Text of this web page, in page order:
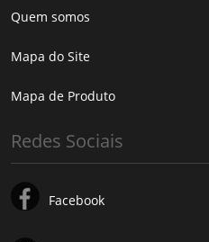
Quem somos
Mapa do Site
Mapa de Produto
Redes Sociais
Facebook